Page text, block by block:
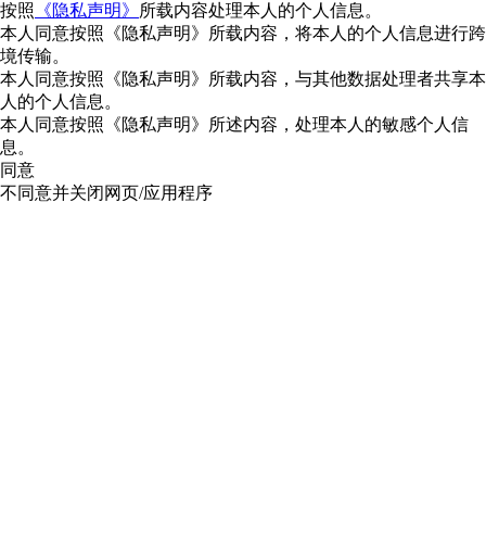
按照 《隐私声明》
所载内容处理本人的个人信息。
本人同意按照《隐私声明》所载内容，将本人的个人信息进行跨
境传输。
本人同意按照《隐私声明》所载内容，与其他数据处理者共享本
人的个人信息。
本人同意按照《隐私声明》所述内容，处理本人的敏感个人信
息。
同意
不同意并关闭网页/应用程序